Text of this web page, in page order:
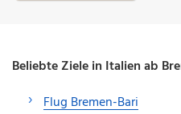
Beliebte Ziele in Italien ab
Flug Bremen-Bari